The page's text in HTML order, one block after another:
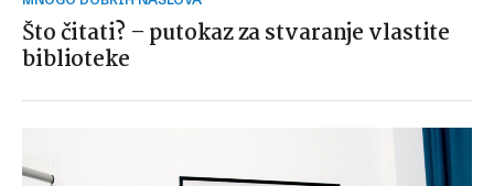
Što čitati? – putokaz za stvaranje vlastite
biblioteke